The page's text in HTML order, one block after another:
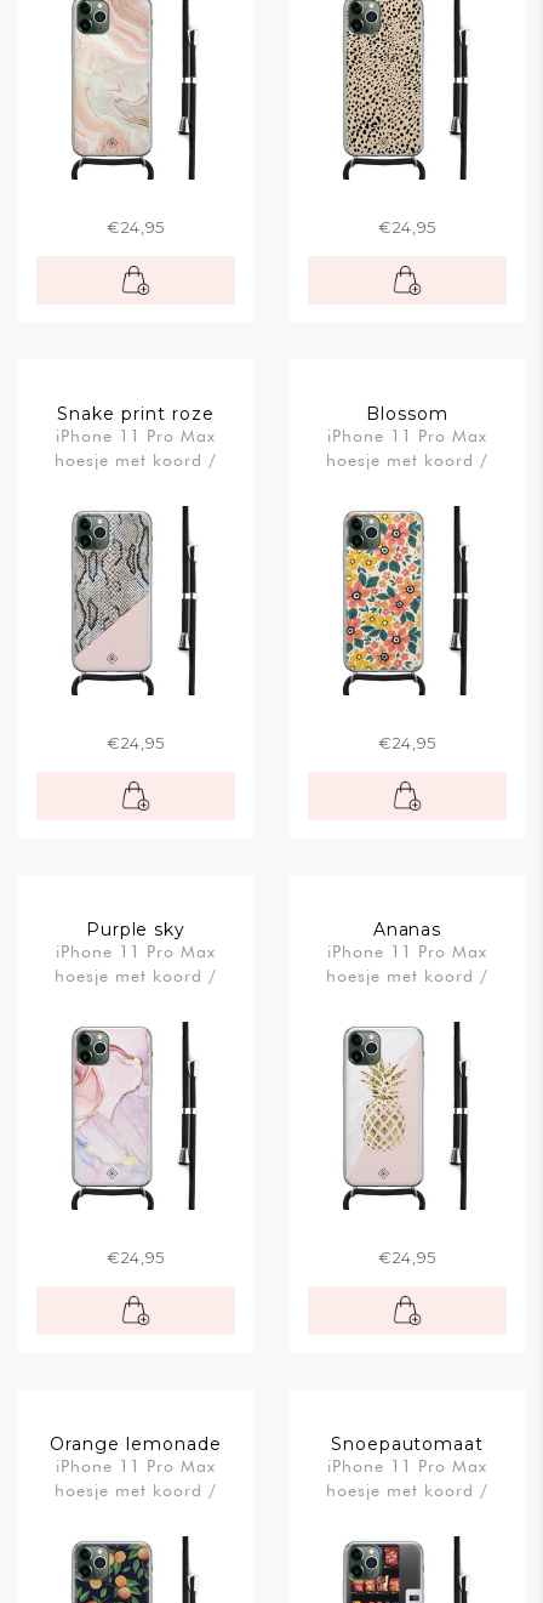
€24,95 €24,95
Snake print roze
iPhone 11 Pro Max
hoesje met koord /
€24,95
Blossom
iPhone 11 Pro Max
hoesje met koord /
€24,95
Purple sky
iPhone 11 Pro Max
hoesje met koord /
€24,95
Ananas
iPhone 11 Pro Max
hoesje met koord /
€24,95
Orange lemonade
iPhone 11 Pro Max
hoesje met koord /
Snoepautomaat
iPhone 11 Pro Max
hoesje met koord /